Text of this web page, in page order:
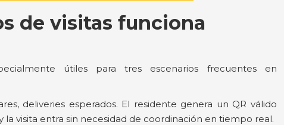
de visitas funciona
útiles para tres escenarios frecuentes en
deliveries esperados. El residente genera un QR válido
la visita entra sin necesidad de coordinación en tiempo real.